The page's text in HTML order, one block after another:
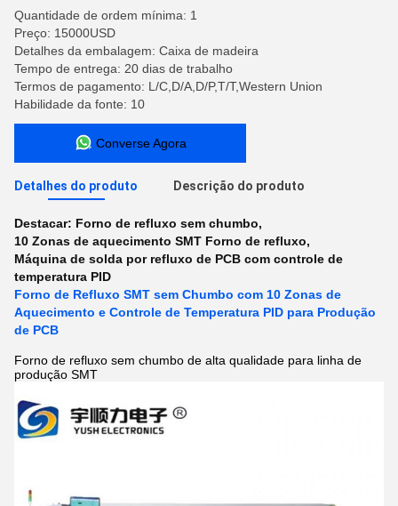
Quantidade de ordem mínima: 1
Preço: 15000USD
Detalhes da embalagem: Caixa de madeira
Tempo de entrega: 20 dias de trabalho
Termos de pagamento: L/C,D/A,D/P,T/T,Western Union
Habilidade da fonte: 10
Converse Agora
Detalhes do produto Descrição do produto
Destacar: Forno de refluxo sem chumbo,
10 Zonas de aquecimento SMT Forno de refluxo,
Máquina de solda por refluxo de PCB com controle de
temperatura PID
Forno de Refluxo SMT sem Chumbo com 10 Zonas de
Aquecimento e Controle de Temperatura PID para Produção
de PCB
Forno de refluxo sem chumbo de alta qualidade para linha de
produção SMT